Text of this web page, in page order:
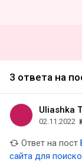
3 ответа на
Uliashka
02.11.2022
Ответ на пост
сайта для